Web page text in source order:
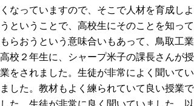
くなっていますので、そこで人材を育成しよ
うということで、高校生にそのことを知って
もらおうという意味合いもあって、鳥取工業
高校２年生に、シャープ米子の課長さんが授
業をされました。生徒が非常によく聞いてい
ました。教材もよく練られていて良い授業で
した。生徒が非常に良く聞いていました。以